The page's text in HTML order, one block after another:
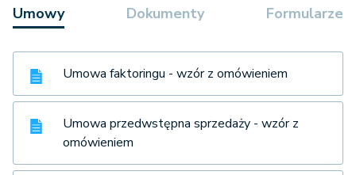
Umowy Dokumenty Formularze
Umowa faktoringu - wzór z omówieniem
Umowa przedwstępna sprzedaży - wzór z
omówieniem